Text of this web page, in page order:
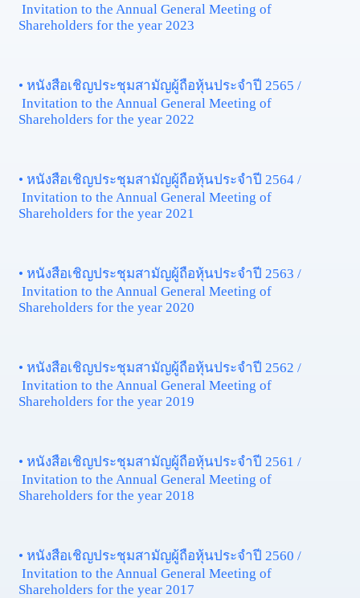
Invitation to the Annual General Meeting of
Shareholders for the year 2023
• หนังสือเชิญประชุมสามัญผู้ถือหุ้นประจำปี 2565 /
Invitation to the Annual General Meeting of
Shareholders for the year 2022
• หนังสือเชิญประชุมสามัญผู้ถือหุ้นประจำปี 2564 /
Invitation to the Annual General Meeting of
Shareholders for the year 2021
• หนังสือเชิญประชุมสามัญผู้ถือหุ้นประจำปี 2563 /
Invitation to the Annual General Meeting of
Shareholders for the year 2020
• หนังสือเชิญประชุมสามัญผู้ถือหุ้นประจำปี 2562 /
Invitation to the Annual General Meeting of
Shareholders for the year 2019
• หนังสือเชิญประชุมสามัญผู้ถือหุ้นประจำปี 2561 /
Invitation to the Annual General Meeting of
Shareholders for the year 2018
• หนังสือเชิญประชุมสามัญผู้ถือหุ้นประจำปี 2560 /
Invitation to the Annual General Meeting of
Shareholders for the year 2017